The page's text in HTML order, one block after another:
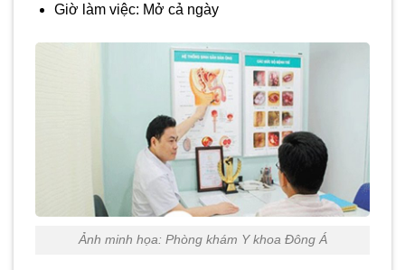
Giờ làm việc: Mở cả ngày
Ảnh minh họa: Phòng khám Y khoa Đông Á